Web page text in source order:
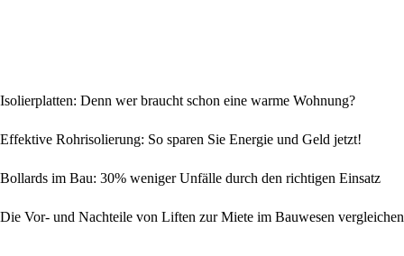
Isolierplatten: Denn wer braucht schon eine warme Wohnung?
Effektive Rohrisolierung: So sparen Sie Energie und Geld jetzt!
Bollards im Bau: 30% weniger Unfälle durch den richtigen Einsatz
Die Vor- und Nachteile von Liften zur Miete im Bauwesen vergleichen